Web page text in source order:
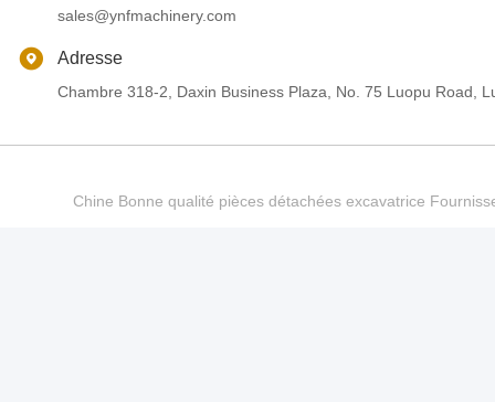
sales@ynfmachinery.com
Adresse
Chambre 318-2, Daxin Business Plaza, No. 75 Luopu Road,
Chine Bonne qualité pièces détachées excavatrice